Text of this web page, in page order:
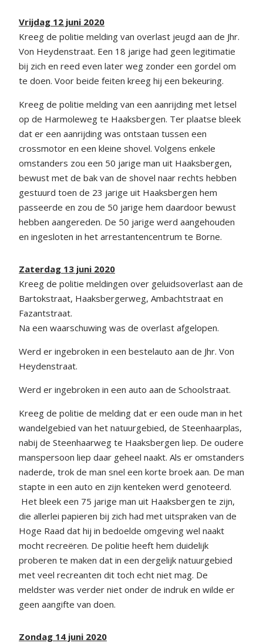
Vrijdag 12 juni 2020
Kreeg de politie melding van overlast jeugd aan de Jhr.
Von Heydenstraat. Een 18 jarige had geen legitimatie
bij zich en reed even later weg zonder een gordel om
te doen. Voor beide feiten kreeg hij een bekeuring.
Kreeg de politie melding van een aanrijding met letsel
op de Harmoleweg te Haaksbergen. Ter plaatse bleek
dat er een aanrijding was ontstaan tussen een
crossmotor en een kleine shovel. Volgens enkele
omstanders zou een 50 jarige man uit Haaksbergen,
bewust met de bak van de shovel naar rechts hebben
gestuurd toen de 23 jarige uit Haaksbergen hem
passeerde en zou de 50 jarige hem daardoor bewust
hebben aangereden. De 50 jarige werd aangehouden
en ingesloten in het arrestantencentrum te Borne.
Zaterdag 13 juni 2020
Kreeg de politie meldingen over geluidsoverlast aan de
Bartokstraat, Haaksbergerweg, Ambachtstraat en
Fazantstraat.
Na een waarschuwing was de overlast afgelopen.
Werd er ingebroken in een bestelauto aan de Jhr. Von
Heydenstraat.
Werd er ingebroken in een auto aan de Schoolstraat.
Kreeg de politie de melding dat er een oude man in het
wandelgebied van het natuurgebied, de Steenhaarplas,
nabij de Steenhaarweg te Haaksbergen liep. De oudere
manspersoon liep daar geheel naakt. Als er omstanders
naderde, trok de man snel een korte broek aan. De man
stapte in een auto en zijn kenteken werd genoteerd.
Het bleek een 75 jarige man uit Haaksbergen te zijn,
die allerlei papieren bij zich had met uitspraken van de
Hoge Raad dat hij in bedoelde omgeving wel naakt
mocht recreëren. De politie heeft hem duidelijk
proberen te maken dat in een dergelijk natuurgebied
met veel recreanten dit toch echt niet mag. De
meldster was verder niet onder de indruk en wilde er
geen aangifte van doen.
Zondag 14 juni 2020